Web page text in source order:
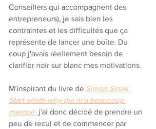
Conseillers qui accompagnent des
entrepreneurs), je sais bien les
contraintes et les difficultés que ça
représente de lancer une boîte. Du
coup j'avais réellement besoin de
clarifier noir sur blanc mes motivations.
M'inspirant du livre de Simon Sinek,
Start whith why qui m'a beaucoup
marqué, j'ai donc décidé de prendre un
peu de recul et de commencer par